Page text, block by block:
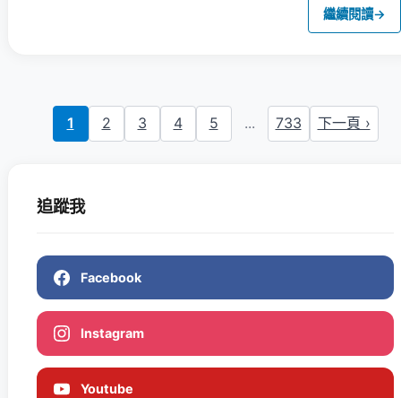
繼續閱讀→
1 2 3 4 5 ... 733 下一頁 ›
追蹤我
Facebook
Instagram
Youtube